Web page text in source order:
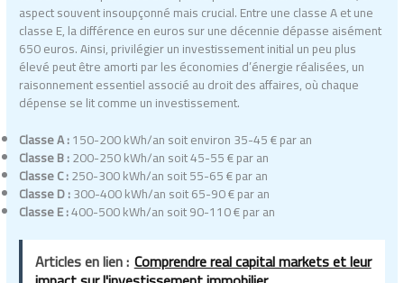
aspect souvent insoupçonné mais crucial. Entre une classe A et une
classe E, la différence en euros sur une décennie dépasse aisément
650 euros. Ainsi, privilégier un investissement initial un peu plus
élevé peut être amorti par les économies d’énergie réalisées, un
raisonnement essentiel associé au droit des affaires, où chaque
dépense se lit comme un investissement.
Classe A :150-200 kWh/an soit environ 35-45 € par an
Classe B :200-250 kWh/an soit 45-55 € par an
Classe C :250-300 kWh/an soit 55-65 € par an
Classe D :300-400 kWh/an soit 65-90 € par an
Classe E :400-500 kWh/an soit 90-110 € par an
Articles en lien : Comprendre real capital markets et leur